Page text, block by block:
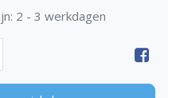
2 - 3 werkdagen